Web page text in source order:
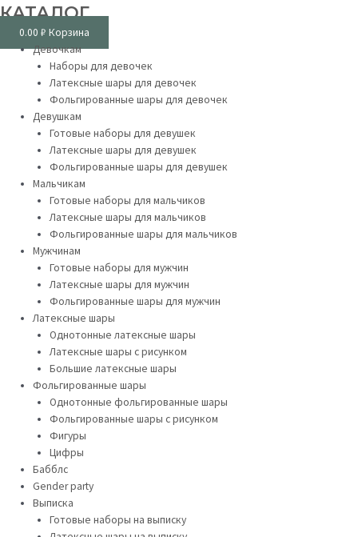
КАТАЛОГ
0.00 ₽ Корзина
Девочкам
Наборы для девочек
Латексные шары для девочек
Фольгированные шары для девочек
Девушкам
Готовые наборы для девушек
Латексные шары для девушек
Фольгированные шары для девушек
Мальчикам
Готовые наборы для мальчиков
Латексные шары для мальчиков
Фольгированные шары для мальчиков
Мужчинам
Готовые наборы для мужчин
Латексные шары для мужчин
Фольгированные шары для мужчин
Латексные шары
Однотонные латексные шары
Латексные шары с рисунком
Большие латексные шары
Фольгированные шары
Однотонные фольгированные шары
Фольгированные шары с рисунком
Фигуры
Цифры
Бабблс
Gender party
Выписка
Готовые наборы на выписку